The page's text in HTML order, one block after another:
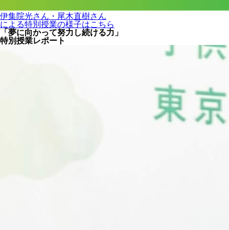
伊集院光さん・尾木直樹さん
による特別授業の様子はこちら
「夢に向かって努力し続ける力」
特別授業レポート